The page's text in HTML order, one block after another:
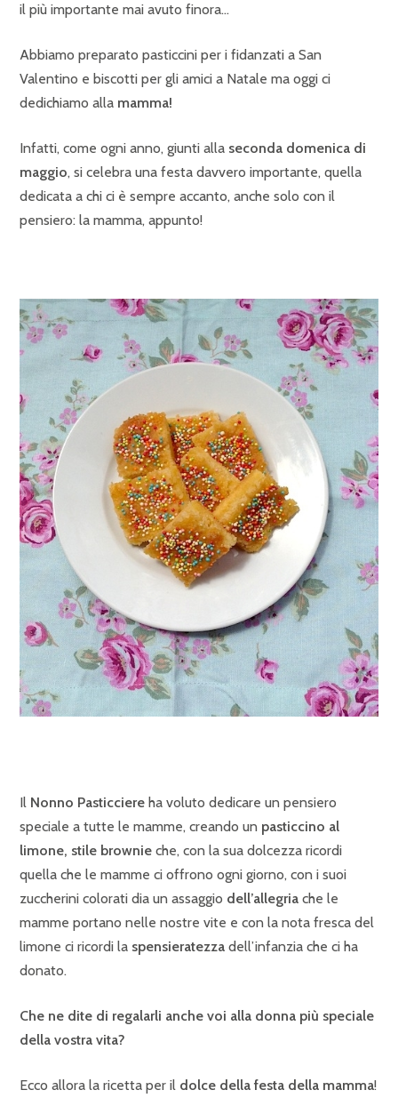
il più importante mai avuto finora…
Abbiamo preparato pasticcini per i fidanzati a San
Valentino e biscotti per gli amici a Natale ma oggi ci
dedichiamo alla mamma!
Infatti, come ogni anno, giunti alla seconda domenica di
maggio, si celebra una festa davvero importante, quella
dedicata a chi ci è sempre accanto, anche solo con il
pensiero: la mamma, appunto!
Il Nonno Pasticciere ha voluto dedicare un pensiero
speciale a tutte le mamme, creando un pasticcino al
limone, stile brownie che, con la sua dolcezza ricordi
quella che le mamme ci offrono ogni giorno, con i suoi
zuccherini colorati dia un assaggio dell’allegria che le
mamme portano nelle nostre vite e con la nota fresca del
limone ci ricordi la spensieratezza dell’infanzia che ci ha
donato.
Che ne dite di regalarli anche voi alla donna più speciale
della vostra vita?
Ecco allora la ricetta per il dolce della festa della mamma!